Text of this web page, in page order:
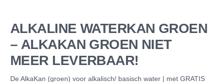
ALKALINE WATERKAN GROEN
– ALKAKAN GROEN NIET
MEER LEVERBAAR!
De AlkaKan (groen) voor alkalisch/ basisch water | met GRATIS